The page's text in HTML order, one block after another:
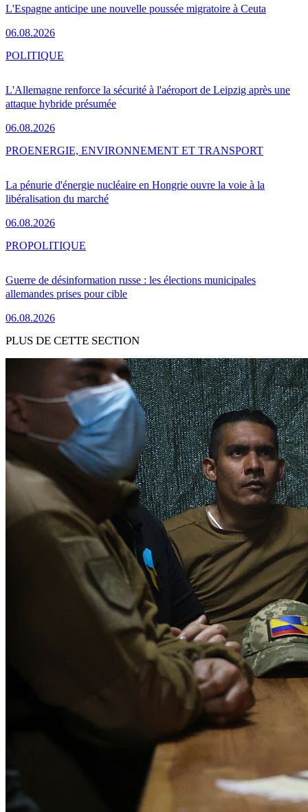
L'Espagne anticipe une nouvelle poussée migratoire à Ceuta
06.08.2026
L'Allemagne renforce la sécurité à l'aéroport de Leipzig après une
attaque hybride présumée
06.08.2026
POLITIQUE
La pénurie d'énergie nucléaire en Hongrie ouvre la voie à la
libéralisation du marché
06.08.2026
PROENERGIE, ENVIRONNEMENT ET TRANSPORT
Guerre de désinformation russe : les élections municipales
allemandes prises pour cible
06.08.2026
PROPOLITIQUE
PLUS DE CETTE SECTION